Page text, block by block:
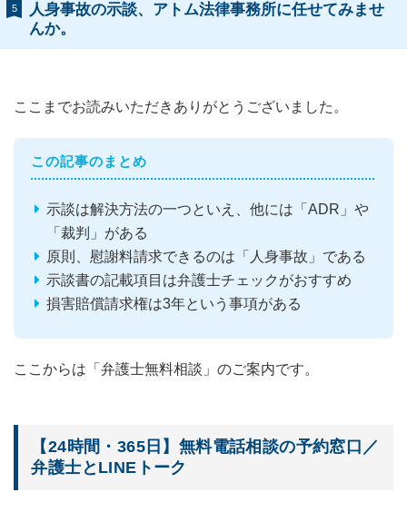
5
人身事故の示談、アトム法律事務所に任せてみませ
んか。
ここまでお読みいただきありがとうございました。
この記事のまとめ
示談は解決方法の一つといえ、他には「ADR」や
「裁判」がある
原則、慰謝料請求できるのは「人身事故」である
示談書の記載項目は弁護士チェックがおすすめ
損害賠償請求権は3年という事項がある
ここからは「弁護士無料相談」のご案内です。
【24時間・365日】無料電話相談の予約窓口／
弁護士とLINEトーク